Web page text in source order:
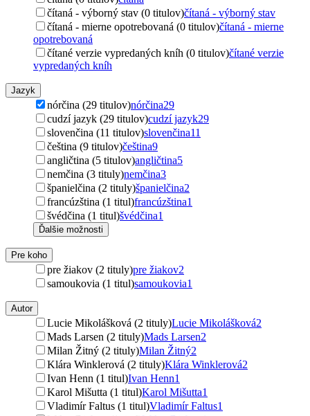
čítaná - výborný stav (0 titulov)čítaná - výborný stav
čítaná - mierne opotrebovaná (0 titulov)čítaná - mierne
opotrebovaná
čítané verzie vypredaných kníh (0 titulov)čítané verzie
vypredaných kníh
Jazyk
nórčina (29 titulov)nórčina29
cudzí jazyk (29 titulov)cudzí jazyk29
slovenčina (11 titulov)slovenčina11
čeština (9 titulov)čeština9
angličtina (5 titulov)angličtina5
nemčina (3 tituly)nemčina3
španielčina (2 tituly)španielčina2
francúzština (1 titul)francúzština1
švédčina (1 titul)švédčina1
Ďalšie možnosti
Pre koho
pre žiakov (2 tituly)pre žiakov2
samoukovia (1 titul)samoukovia1
Autor
Lucie Mikolášková (2 tituly)Lucie Mikolášková2
Mads Larsen (2 tituly)Mads Larsen2
Milan Žitný (2 tituly)Milan Žitný2
Klára Winklerová (2 tituly)Klára Winklerová2
Ivan Henn (1 titul)Ivan Henn1
Karol Mišutta (1 titul)Karol Mišutta1
Vladimír Faltus (1 titul)Vladimír Faltus1